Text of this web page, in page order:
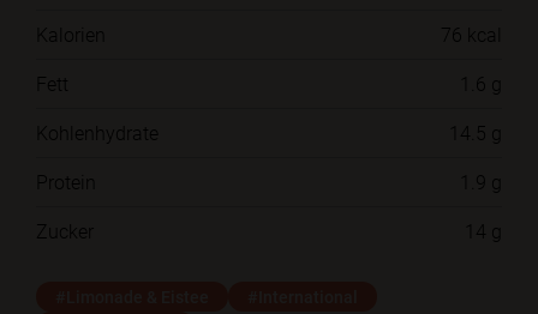
Kalorien
76 kcal
Fett
1.6 g
Kohlenhydrate
14.5 g
Protein
1.9 g
Zucker
14 g